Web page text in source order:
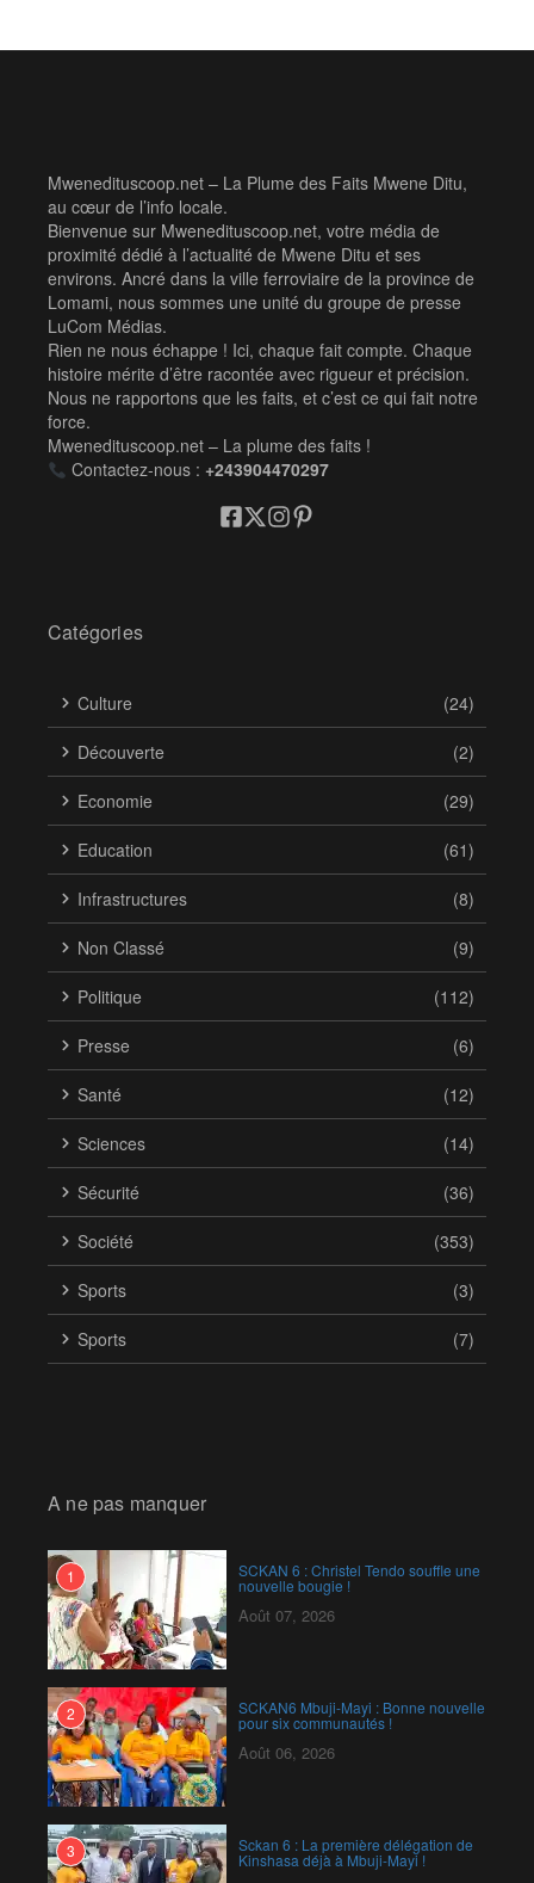
Mwenedituscoop.net – La Plume des Faits Mwene Ditu,
au cœur de l’info locale.
Bienvenue sur Mwenedituscoop.net, votre média de
proximité dédié à l’actualité de Mwene Ditu et ses
environs. Ancré dans la ville ferroviaire de la province de
Lomami, nous sommes une unité du groupe de presse
LuCom Médias.
Rien ne nous échappe ! Ici, chaque fait compte. Chaque
histoire mérite d’être racontée avec rigueur et précision.
Nous ne rapportons que les faits, et c’est ce qui fait notre
force.
Mwenedituscoop.net – La plume des faits !
Contactez-nous : +243904470297
Catégories
Culture (24)
Découverte (2)
Economie (29)
Education (61)
Infrastructures (8)
Non Classé (9)
Politique (112)
Presse (6)
Santé (12)
Sciences (14)
Sécurité (36)
Société (353)
Sports (3)
Sports (7)
A ne pas manquer
1 SCKAN 6 : Christel Tendo souffle une
nouvelle bougie !
Août 07, 2026
2 SCKAN6 Mbuji-Mayi : Bonne nouvelle
pour six communautés !
Août 06, 2026
3 Sckan 6 : ‎La première délégation de
Kinshasa déjà à Mbuji-Mayi !